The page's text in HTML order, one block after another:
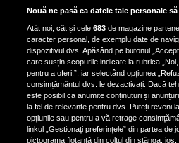
Îți aduci
fetiță din
meme și
14 ani
Imagini
Paris
casa în
Nouă ne pasă ca datele tale personale
Atât noi, cât și cele683 de magazine
caracter personal, de exemplu date de
dispozitivul dvs. Apăsând pe butonul
care susțin scopurile indicate la rubrica
pentru a oferi:”, iar selectând opțiunea
consimțământul dvs. le dezactivați. Dacă
este posibil ca anumite conținuturi și
la fel de relevante pentru dvs. Puteți reveni
opțiunile sau pentru a vă retrage
linkul „Gestionați preferințele” din partea de
pictograma flotantă din colțul din stânga,